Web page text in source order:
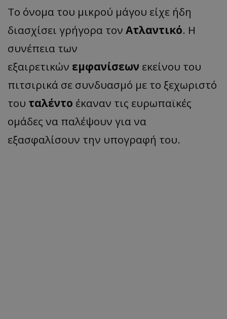
Το όνομα του μικρού μάγου είχε ήδη
διασχίσει γρήγορα τον Ατλαντικό. Η
συνέπεια των
εξαιρετικών εμφανίσεων εκείνου του
πιτσιρικά σε συνδυασμό με το ξεχωριστό
του ταλέντο έκαναν τις ευρωπαϊκές
ομάδες να παλέψουν για να
εξασφαλίσουν την υπογραφή του.